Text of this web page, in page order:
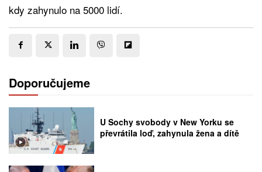
kdy zahynulo na 5000 lidí.
Doporučujeme
U Sochy svobody v New Yorku se
převrátila loď, zahynula žena a dítě